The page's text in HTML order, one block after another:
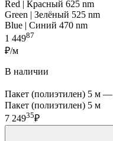
Red | Красный 625 nm
Green | Зелёный 525 nm
Blue | Синий 470 nm
1 44987
₽/м
В наличии
Пакет (полиэтилен) 5 м —
Пакет (полиэтилен) 5 м
7 24935₽